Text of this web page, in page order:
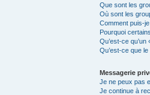
Que sont les
Où sont les
Comment puis-
Pourquoi
Qu’est-ce
Qu’est-ce que le
Messagerie
Je ne peux pas
Je continue à